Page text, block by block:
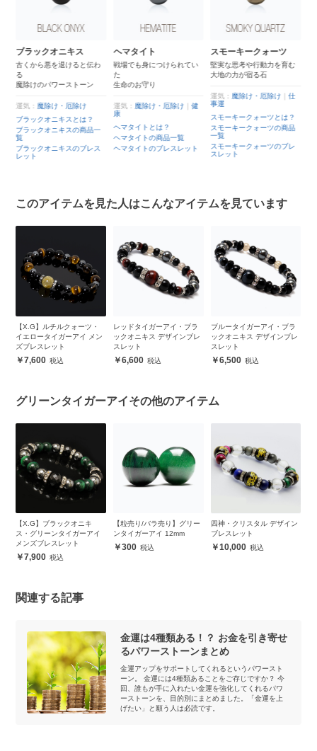
ブラックオニキス
古くから悪を退けると伝わ
る
魔除けのパワーストーン
運気： 魔除け・厄除け
ブラックオニキスとは？
ブラックオニキスの商品一
覧
ブラックオニキスのブレス
レット
ヘマタイト
戦場でも身につけられてい
た
生命のお守り
運気： 魔除け・厄除け ｜健
康
ヘマタイトとは？
ヘマタイトの商品一覧
ヘマタイトのブレスレット
スモーキークォーツ
堅実な思考や行動力を育む
大地の力が宿る石
運気： 魔除け・厄除け ｜仕
事運
スモーキークォーツとは？
スモーキークォーツの商品
一覧
スモーキークォーツのブレ
スレット
このアイテムを見た人はこんなアイテムを見ています
【X.G】ルチルクォーツ・
イエロータイガーアイ メン
ズブレスレット
7,600
レッドタイガーアイ・ブラ
ックオニキス デザインブレ
スレット
6,600
ブルータイガーアイ・ブラ
ックオニキス デザインブレ
スレット
6,500
グリーンタイガーアイその他のアイテム
【X.G】ブラックオニキ
ス・グリーンタイガーアイ
メンズブレスレット
7,900
【粒売り/バラ売り】グリー
ンタイガーアイ 12mm
300
四神・クリスタル デザイン
ブレスレット
10,000
関連する記事
金運は4種類ある！？ お金を引き寄せ
るパワーストーンまとめ
金運アップをサポートしてくれるというパワースト
ーン。 金運には4種類あることをご存じですか？ 今
回、誰もが手に入れたい金運を強化してくれるパワ
ーストーンを、目的別にまとめました。「金運を上
げたい」と願う人は必読です。